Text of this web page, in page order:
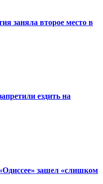
заняла второе место в
ездить на
зашел «слишком